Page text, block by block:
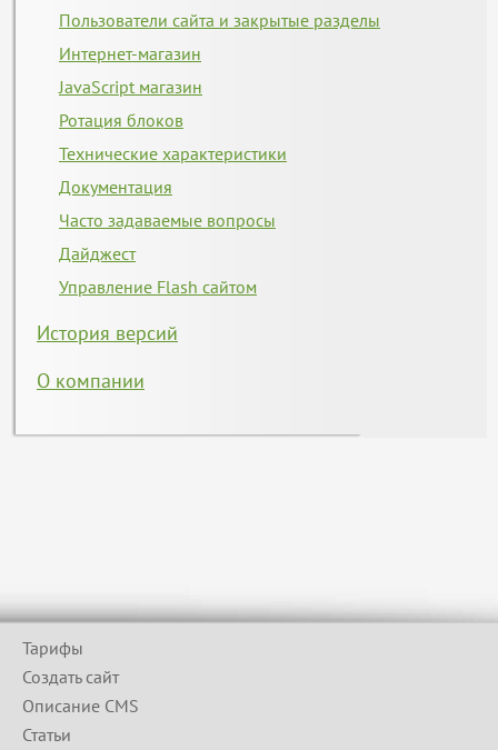
Пользователи сайта и закрытые разделы
Интернет-магазин
JavaScript магазин
Ротация блоков
Технические характеристики
Документация
Часто задаваемые вопросы
Дайджест
Управление Flash сайтом
История версий
О компании
Тарифы
Создать сайт
Описание CMS
Статьи